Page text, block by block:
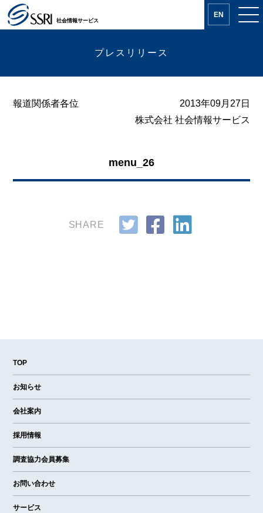
社会情報サービス
EN
プレスリリース
報道関係者各位
2013年09月27日
株式会社 社会情報サービス
menu_26
SHARE
TOP
お知らせ
会社案内
採用情報
調査協力会員募集
お問い合わせ
サービス